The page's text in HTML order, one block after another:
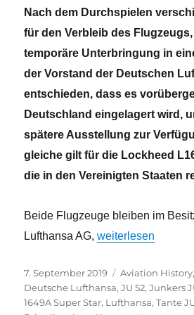
Nach dem Durchspielen
für den Verbleib des
temporäre Unterbringung in
der Vorstand der Deutschen
entschieden, dass es
Deutschland eingelagert wird,
spätere Aus­stellung zur
gleiche gilt für die Lockheed
die in den Vereinigten Staaten
Beide Flugzeuge bleiben im
Lufthansa AG,„Super Star und
weiterlesen
Veröffentlicht
am
7. September 2019 Kategorien
Aviation History
Deutsche Lufthansa,JU 52,Junkers
1649A Super Star, Lufthansa,Tante